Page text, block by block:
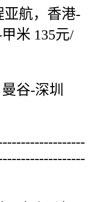
亚航，香港-
米 135元/
谷-深圳